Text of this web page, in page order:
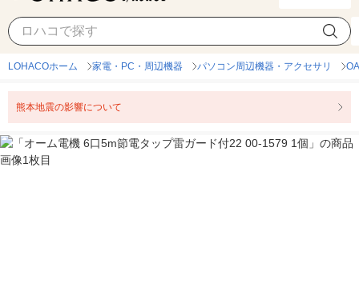
LOHACOホーム 家電・PC・周辺機器 パソコン周辺機器・アクセサリ
熊本地震の影響について